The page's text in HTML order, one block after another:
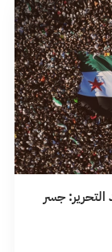
التحرير: جسر